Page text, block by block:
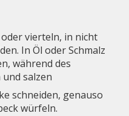
vierteln, in nicht
In Öl oder Schmalz
während des
salzen
schneiden, genauso
würfeln.